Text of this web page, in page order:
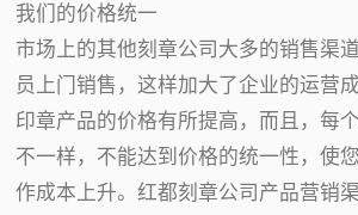
我们的价格统一
市场上的其他刻章公司大多的销售渠
员上门销售，这样加大了企业的运营
印章产品的价格有所提高，而且，每
不一样，不能达到价格的统一性，使
作成本上升。红都刻章公司产品营销